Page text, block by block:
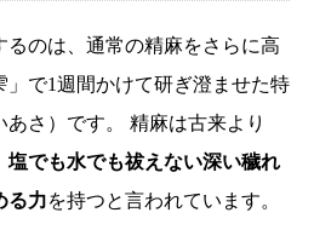
るのは、通常の精麻をさらに高
で1週間かけて研ぎ澄ませた特
さ）です。 精麻は古来より
塩でも水でも祓えない深い穢れ
る力を持つと言われています。